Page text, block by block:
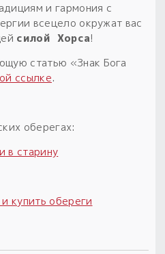
и гармония с
всецело окружат вас
силой Хорса!
статью «Знак Бога
ссылке.
оберегах:
в старину
купить обереги